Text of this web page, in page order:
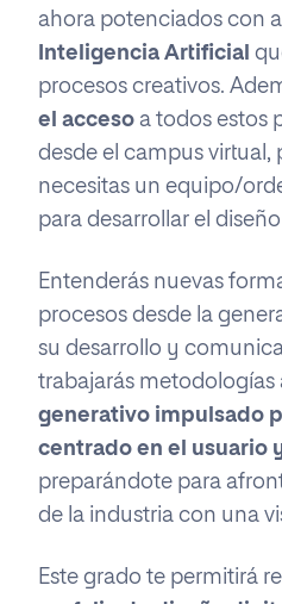
ahora potenciados con
Inteligencia Artificial
procesos creativos.
el acceso a todos estos
desde el campus virtual,
necesitas un equipo/
para desarrollar el
Entenderás nuevas
procesos desde la
su desarrollo y
trabajarás metodologías
generativo impulsado
centrado en el usuario
preparándote para
de la industria con una
Este grado te permitirá